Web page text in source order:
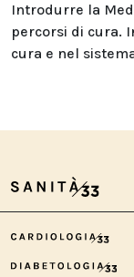
Introdurre la
percorsi di cura.
cura e nel